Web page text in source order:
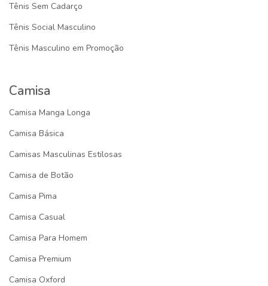
Tênis Sem Cadarço
Tênis Social Masculino
Tênis Masculino em Promoção
Camisa
Camisa Manga Longa
Camisa Básica
Camisas Masculinas Estilosas
Camisa de Botão
Camisa Pima
Camisa Casual
Camisa Para Homem
Camisa Premium
Camisa Oxford